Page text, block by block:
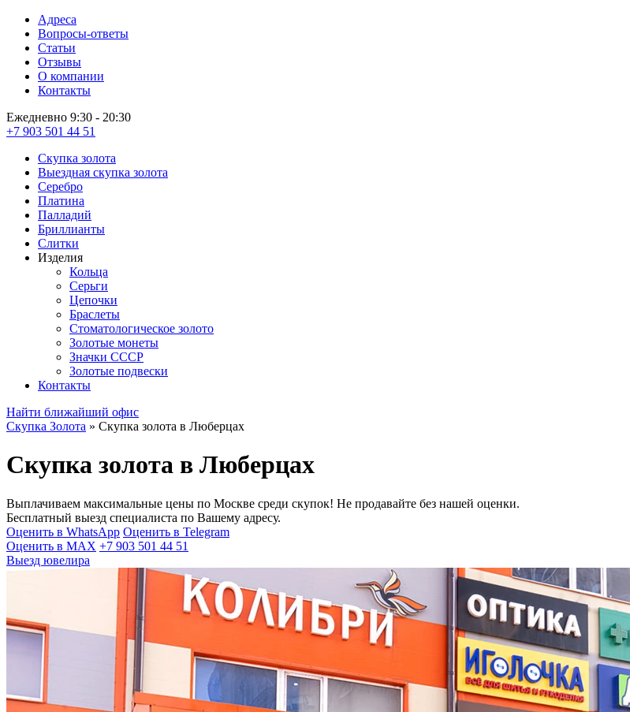
Адреса
Вопросы-ответы
Статьи
Отзывы
О компании
Контакты
Ежедневно 9:30 - 20:30
+7 903 501 44 51
Скупка золота
Выездная скупка золота
Серебро
Платина
Палладий
Бриллианты
Слитки
Изделия
Кольца
Серьги
Цепочки
Браслеты
Стоматологическое золото
Золотые монеты
Значки СССР
Золотые подвески
Контакты
Найти ближайший офис
Скупка Золота » Скупка золота в Люберцах
Скупка золота в Люберцах
Выплачиваем максимальные цены по Москве среди скупок! Не продавайте без нашей оценки.
Бесплатный выезд специалиста по Вашему адресу.
Оценить в WhatsApp Оценить в Telegram
Оценить в MAX +7 903 501 44 51
Выезд ювелира